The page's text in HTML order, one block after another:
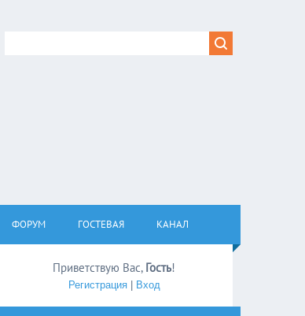
ФОРУМ ГОСТЕВАЯ КАНАЛ
Приветствую Вас, Гость!
Регистрация| Вход